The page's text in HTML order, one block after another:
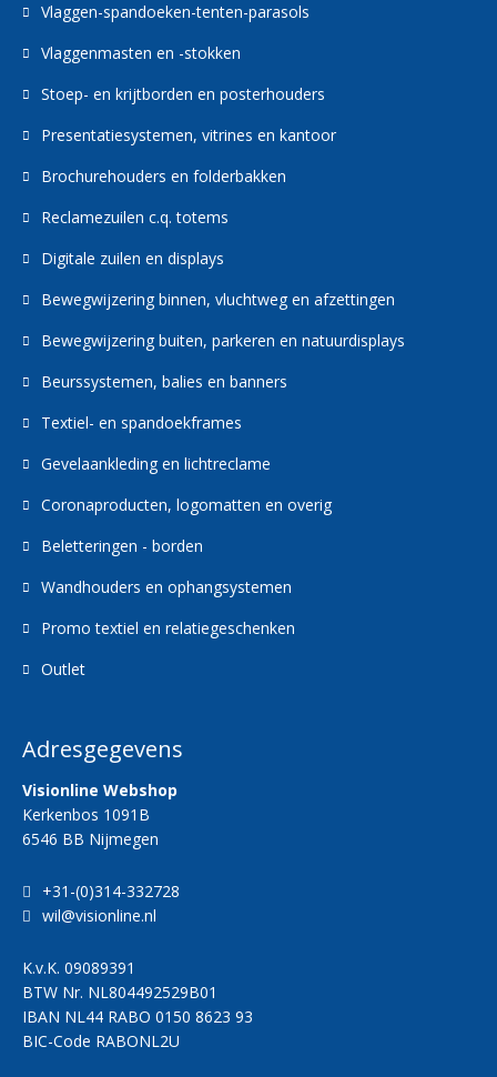
Adresgegevens
Visionline Webshop
Kerkenbos 1091B
6546 BB Nijmegen
+31-(0)314-332728
wil@visionline.nl
K.v.K. 09089391
BTW Nr. NL804492529B01
IBAN NL44 RABO 0150 8623 93
BIC-Code RABONL2U
Vlaggen-spandoeken-tenten-parasols
Vlaggenmasten en -stokken
Stoep- en krijtborden en posterhouders
Presentatiesystemen, vitrines en kantoor
Brochurehouders en folderbakken
Reclamezuilen c.q. totems
Digitale zuilen en displays
Bewegwijzering binnen, vluchtweg en afzettingen
Bewegwijzering buiten, parkeren en natuurdisplays
Beurssystemen, balies en banners
Textiel- en spandoekframes
Gevelaankleding en lichtreclame
Coronaproducten, logomatten en overig
Beletteringen - borden
Wandhouders en ophangsystemen
Promo textiel en relatiegeschenken
Outlet